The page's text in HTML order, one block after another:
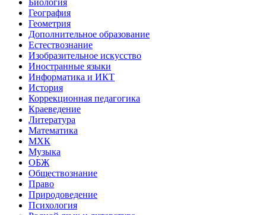
География
Геометрия
Дополнительное образование
Естествознание
Изобразительное искусство
Иностранные языки
Информатика и ИКТ
История
Коррекционная педагогика
Краеведение
Литература
Математика
МХК
Музыка
ОБЖ
Обществознание
Право
Природоведение
Психология